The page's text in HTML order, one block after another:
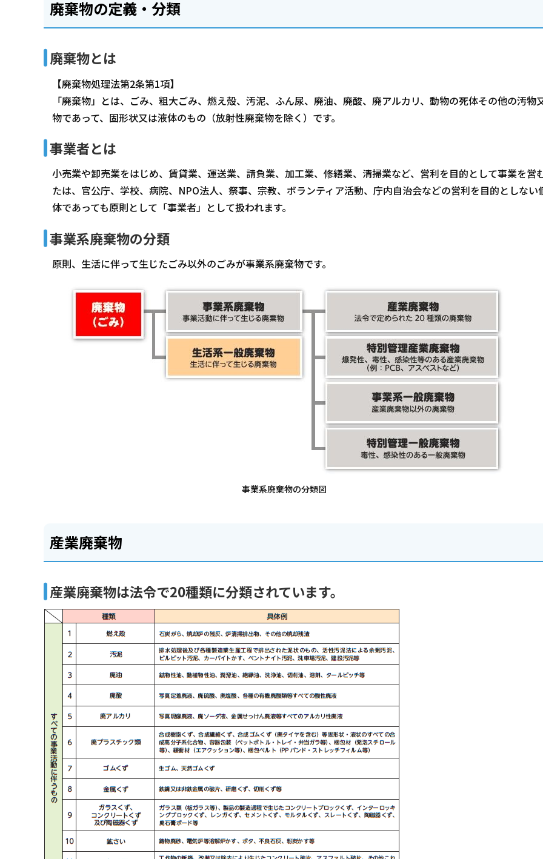
廃棄物の定義・分類
廃棄物とは
【廃棄物処理法第2条第1項】
「廃棄物」とは、ごみ、粗大ごみ、燃え殻、汚泥、ふん尿、廃油、廃酸、廃アルカリ、動物の死体その他の汚物
物であって、固形状又は液体のもの（放射性廃棄物を除く）です。
事業者とは
小売業や卸売業をはじめ、賃貸業、運送業、請負業、加工業、修繕業、清掃業など、営利を目的として事業を営
たは、官公庁、学校、病院、NPO法人、祭事、宗教、ボランティア活動、庁内自治会などの営利を目的としない
体であっても原則として「事業者」として扱われます。
事業系廃棄物の分類
原則、生活に伴って生じたごみ以外のごみが事業系廃棄物です。
事業系廃棄物の分類図
産業廃棄物
産業廃棄物は法令で20種類に分類されています。